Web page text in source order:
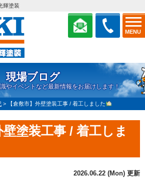
MENU
輝塗装
現場ブログ
やイベントなど最新情報をお届けします！
> 【倉敷市】外壁塗装工事 / 着工しました
壁塗装工事 / 着工しま
2026.06.22 (Mon) 更新